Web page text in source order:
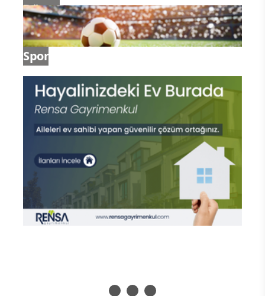
Dünya
Spor